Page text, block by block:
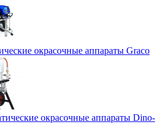
окрасочные аппараты Graco
окрасочные аппараты Dino-